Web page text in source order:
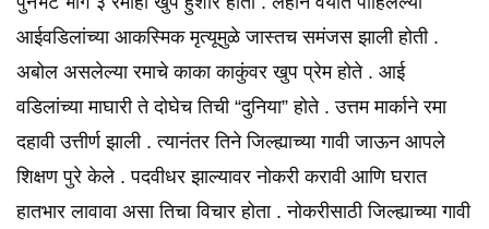
आईवडिलांच्या आकस्मिक मृत्यूमुळे जास्तच समंजस झाली होती .
अबोल असलेल्या रमाचे काका काकुंवर खुप प्रेम होते . आई
वडिलांच्या माघारी ते दोघेच तिची “दुनिया” होते . उत्तम मार्काने रमा
दहावी उत्तीर्ण झाली . त्यानंतर तिने जिल्ह्याच्या गावी जाऊन आपले
शिक्षण पुरे केले . पदवीधर झाल्यावर नोकरी करावी आणि घरात
हातभार लावावा असा तिचा विचार होता . नोकरीसाठी जिल्ह्याच्या गावी